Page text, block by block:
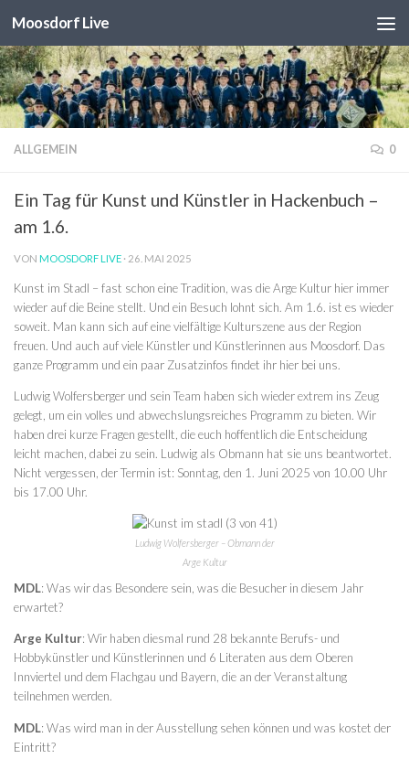
Unter dem Inhalt
Moosdorf Live
ALLGEMEIN 0
Ein Tag für Kunst und Künstler in Hackenbuch –
am 1.6.
VON MOOSDORF LIVE · 26. MAI 2025
Kunst im Stadl – fast schon eine Tradition, was die Arge Kultur hier immer
wieder auf die Beine stellt. Und ein Besuch lohnt sich. Am 1.6. ist es wieder
soweit. Man kann sich auf eine vielfältige Kulturszene aus der Region
freuen. Und auch auf viele Künstler und Künstlerinnen aus Moosdorf. Das
ganze Programm und ein paar Zusatzinfos findet ihr hier bei uns.
Ludwig Wolfersberger und sein Team haben sich wieder extrem ins Zeug
gelegt, um ein volles und abwechslungsreiches Programm zu bieten. Wir
haben drei kurze Fragen gestellt, die euch hoffentlich die Entscheidung
leicht machen, dabei zu sein. Ludwig als Obmann hat sie uns beantwortet.
Nicht vergessen, der Termin ist: Sonntag, den 1. Juni 2025 von 10.00 Uhr
bis 17.00 Uhr.
Ludwig Wolfersberger – Obmann der
Arge Kultur
MDL: Was wir das Besondere sein, was die Besucher in diesem Jahr
erwartet?
Arge Kultur: Wir haben diesmal rund 28 bekannte Berufs- und
Hobbykünstler und Künstlerinnen und 6 Literaten aus dem Oberen
Innviertel und dem Flachgau und Bayern, die an der Veranstaltung
teilnehmen werden.
MDL: Was wird man in der Ausstellung sehen können und was kostet der
Eintritt?